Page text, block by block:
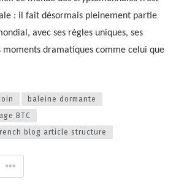
: il fait désormais pleinement partie
avec ses règles uniques, ses
moments dramatiques comme celui que
baleine dormante
BTC
blog article structure